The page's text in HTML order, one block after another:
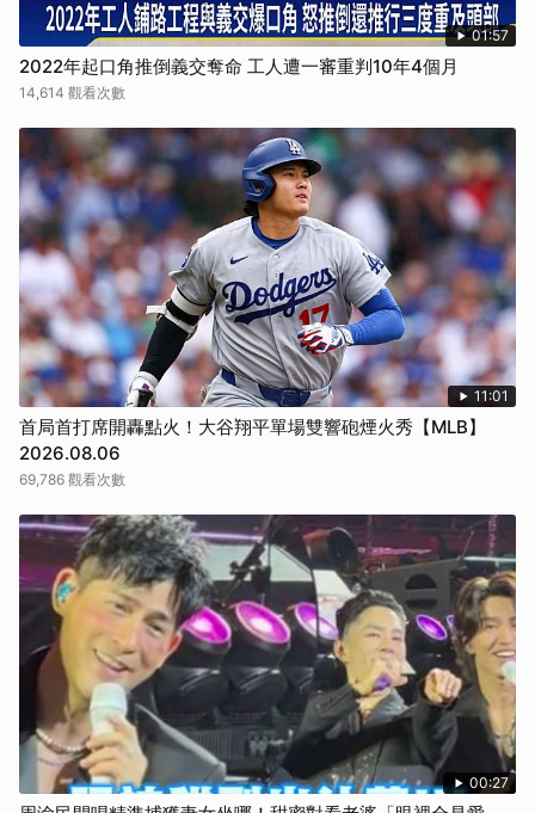
01:57
2022年起口角推倒義交奪命 工人遭一審重判10年4個月
14,614 觀看次數
11:01
首局首打席開轟點火！大谷翔平單場雙響砲煙火秀【MLB】
2026.08.06
69,786 觀看次數
00:27